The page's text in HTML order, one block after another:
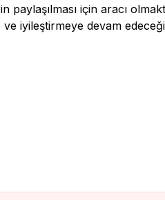
için aracı
iyileştirmeye devam